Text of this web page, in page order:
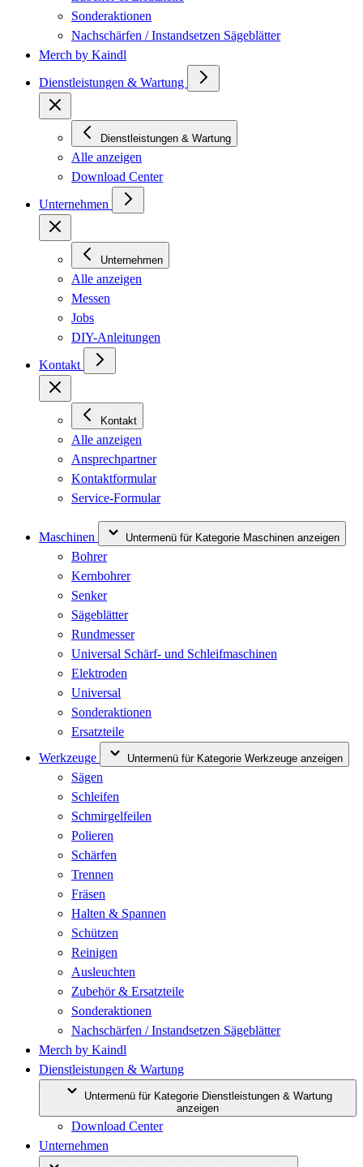
Sonderaktionen
Nachschärfen / Instandsetzen Sägeblätter
Merch by Kaindl
Dienstleistungen & Wartung
Dienstleistungen & Wartung
Alle anzeigen
Download Center
Unternehmen
Unternehmen
Alle anzeigen
Messen
Jobs
DIY-Anleitungen
Kontakt
Kontakt
Alle anzeigen
Ansprechpartner
Kontaktformular
Service-Formular
Maschinen Untermenü für Kategorie Maschinen anzeigen
Bohrer
Kernbohrer
Senker
Sägeblätter
Rundmesser
Universal Schärf- und Schleifmaschinen
Elektroden
Universal
Sonderaktionen
Ersatzteile
Werkzeuge
Untermenü für Kategorie Werkzeuge anzeigen
Sägen
Schleifen
Schmirgelfeilen
Polieren
Schärfen
Trennen
Fräsen
Halten & Spannen
Schützen
Reinigen
Ausleuchten
Zubehör & Ersatzteile
Sonderaktionen
Nachschärfen / Instandsetzen Sägeblätter
Merch by Kaindl
Dienstleistungen & Wartung
Untermenü für Kategorie Dienstleistungen & Wartung
anzeigen
Download Center
Unternehmen